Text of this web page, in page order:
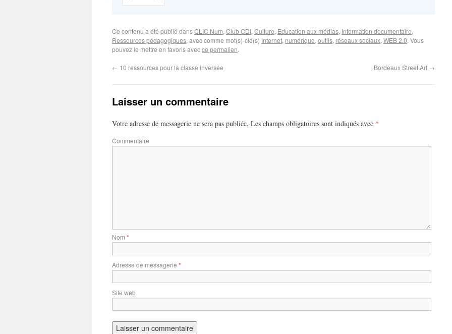
Ce contenu a été publié dansCLIC Num,Club CDI,Culture, Education aux médias, Information documentaire,
Ressources pédagogiques, avec comme mot(s)-clé(s) Internet, numérique,outils, réseaux sociaux,WEB 2.0. Vous
pouvez le mettre en favoris avecce permalien.
← 10 ressources pour la classe inversée Bordeaux Street Art →
Laisser un commentaire
Votre adresse de messagerie ne sera pas publiée. Les champs obligatoires sont indiqués avec *
Commentaire
Nom *
Adresse de messagerie *
Site web